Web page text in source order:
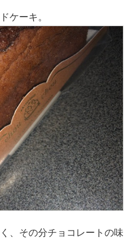
ケーキ。
、その分チョコレートの味